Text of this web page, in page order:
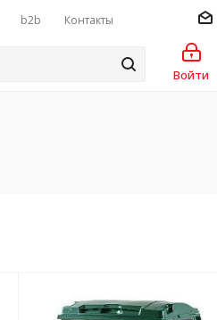
b2b Контакты
Войти